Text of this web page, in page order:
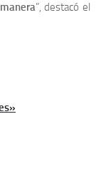
”, destacó el